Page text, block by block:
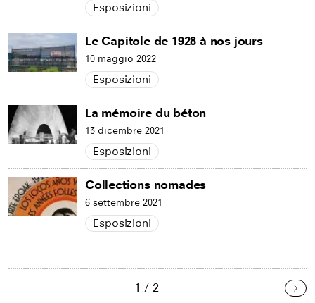
Esposizioni
Le Capitole de 1928 à nos jours
10 maggio 2022
Esposizioni
La mémoire du béton
13 dicembre 2021
Esposizioni
Collections nomades
6 settembre 2021
Esposizioni
1 / 2